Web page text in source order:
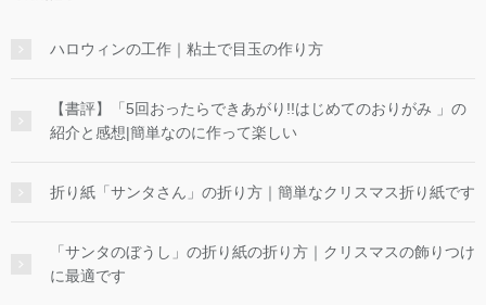
ハロウィンの工作｜粘土で目玉の作り方
【書評】「5回おったらできあがり!!はじめてのおりがみ 」の
紹介と感想|簡単なのに作って楽しい
折り紙「サンタさん」の折り方｜簡単なクリスマス折り紙です
「サンタのぼうし」の折り紙の折り方｜クリスマスの飾りつけ
に最適です